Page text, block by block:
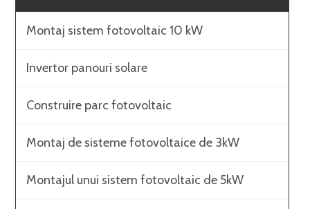
Montaj sistem fotovoltaic 10 kW
Invertor panouri solare
Construire parc fotovoltaic
Montaj de sisteme fotovoltaice de 3kW
Montajul unui sistem fotovoltaic de 5kW